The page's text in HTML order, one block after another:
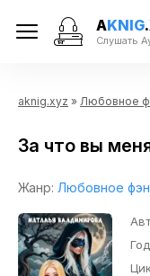
AKNIG
Слушать
aknig.xyz » Любовное
За что вы
Жанр: Любовное